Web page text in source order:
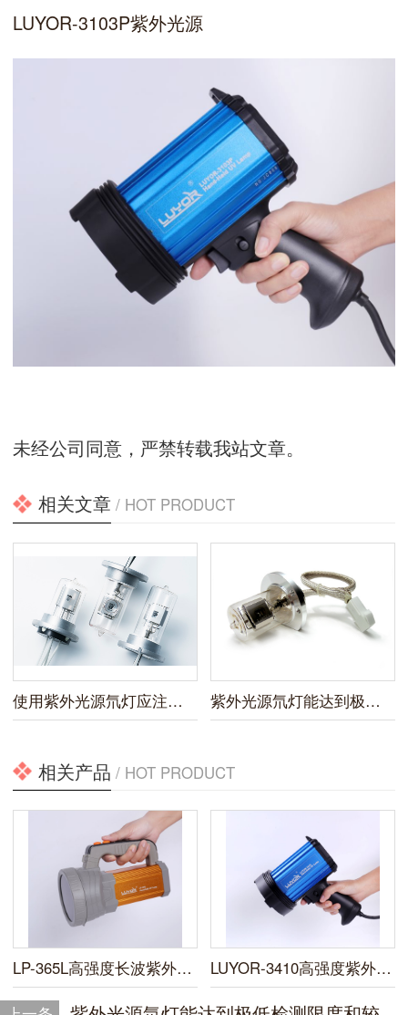
LUYOR-3103P紫外光源
未经公司同意，严禁转载我站文章。
相关文章 / HOT PRODUCT
使用紫外光源氘灯应注意什么 紫外光源氘灯能达到极低检测限度和较高灵敏度
相关产品 / HOT PRODUCT
LP-365L高强度长波紫外线灯 LUYOR-3410高强度紫外线灯